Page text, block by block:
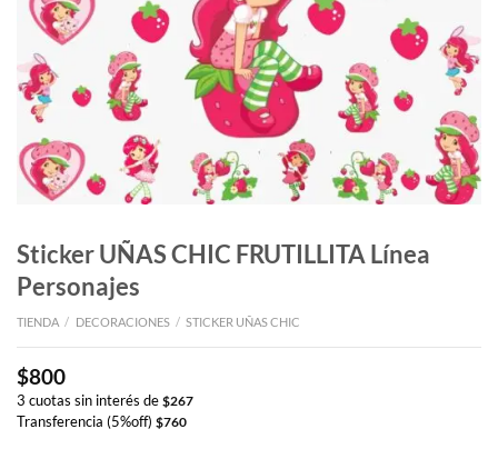
Sticker UÑAS CHIC FRUTILLITA Línea
Personajes
TIENDA / DECORACIONES / STICKER UÑAS CHIC
$800
3 cuotas sin interés de $267
Transferencia (5%off) $760